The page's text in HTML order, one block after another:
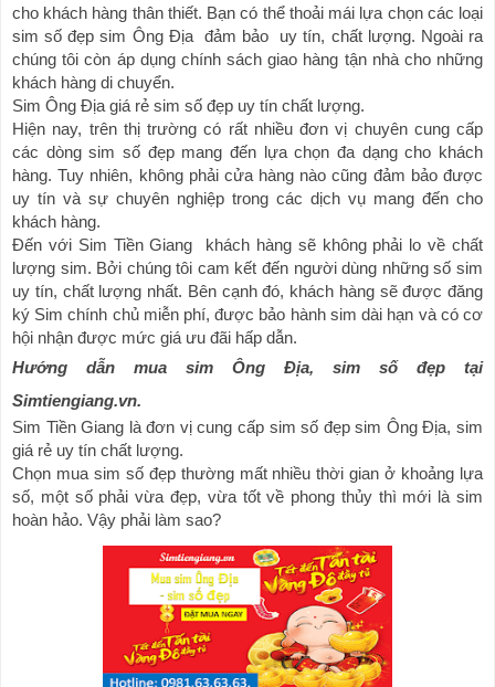
cho khách hàng thân thiết. Bạn có thể thoải mái lựa chọn các loại
sim số đẹp sim Ông Địa đảm bảo  uy tín, chất lượng. Ngoài ra
chúng tôi còn áp dụng chính sách giao hàng tận nhà cho những
khách hàng di chuyển.
Sim Ông Địa giá rẻ sim số đẹp uy tín chất lượng.
Hiện nay, trên thị trường có rất nhiều đơn vị chuyên cung cấp
các dòng sim số đẹp mang đến lựa chọn đa dạng cho khách
hàng. Tuy nhiên, không phải cửa hàng nào cũng đảm bảo được
uy tín và sự chuyên nghiệp trong các dịch vụ mang đến cho
khách hàng.
Đến với Sim Tiền Giang  khách hàng sẽ không phải lo về chất
lượng sim. Bởi chúng tôi cam kết đến người dùng những số sim
uy tín, chất lượng nhất. Bên cạnh đó, khách hàng sẽ được đăng
ký Sim chính chủ miễn phí, được bảo hành sim dài hạn và có cơ
hội nhận được mức giá ưu đãi hấp dẫn.
Hướng dẫn mua sim Ông Địa, sim số đẹp tại
Simtiengiang.vn.
Sim Tiền Giang là đơn vị cung cấp sim số đẹp sim Ông Địa, sim
giá rẻ uy tín chất lượng.
Chọn mua sim số đẹp thường mất nhiều thời gian ở khoảng lựa
số, một số phải vừa đẹp, vừa tốt về phong thủy thì mới là sim
hoàn hảo. Vậy phải làm sao?